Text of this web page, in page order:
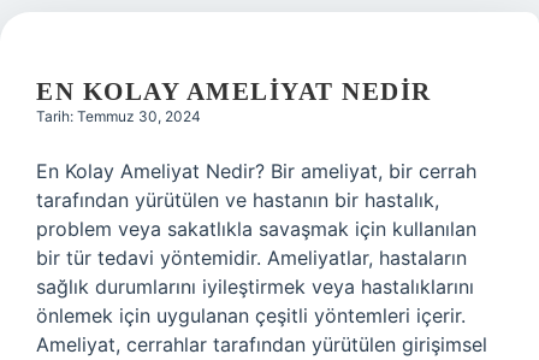
EN KOLAY AMELIYAT NEDIR
Tarih: Temmuz 30, 2024
En Kolay Ameliyat Nedir? Bir ameliyat, bir cerrah
tarafından yürütülen ve hastanın bir hastalık,
problem veya sakatlıkla savaşmak için kullanılan
bir tür tedavi yöntemidir. Ameliyatlar, hastaların
sağlık durumlarını iyileştirmek veya hastalıklarını
önlemek için uygulanan çeşitli yöntemleri içerir.
Ameliyat, cerrahlar tarafından yürütülen girişimsel